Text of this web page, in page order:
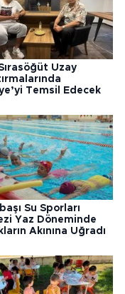
Uzay
Temsil Edecek
Su Sporları
Yaz Döneminde
Akınına Uğradı